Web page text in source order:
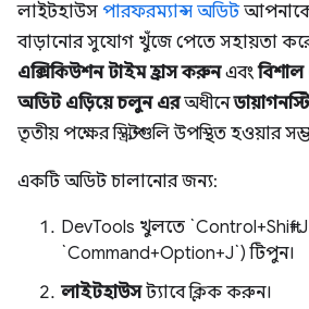
লাইটহাউস পারফরম্যান্স অডিটআপনাকে
বাড়ানোর সুযোগ খুঁজে পেতে সহায়তা
এক্সিকিউশন টাইম হ্রাস করুনএবং
অডিট এড়িয়ে চলুন এরঅধীনে
তৃতীয় পক্ষের স্ক্রিপ্টগুলি উপস্থিত হওয়ার
একটি অডিট চালানোর জন্য:
DevTools খুলতে
`Command+Option+J`) টিপুন।
লাইটহাউসট্যাবে ক্লিক করুন।